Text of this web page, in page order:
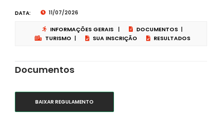
DATA: 11/07/2026
INFORMAÇÕES GERAIS | DOCUMENTOS |
TURISMO | SUA INSCRIÇÃO RESULTADOS
Documentos
BAIXAR REGULAMENTO